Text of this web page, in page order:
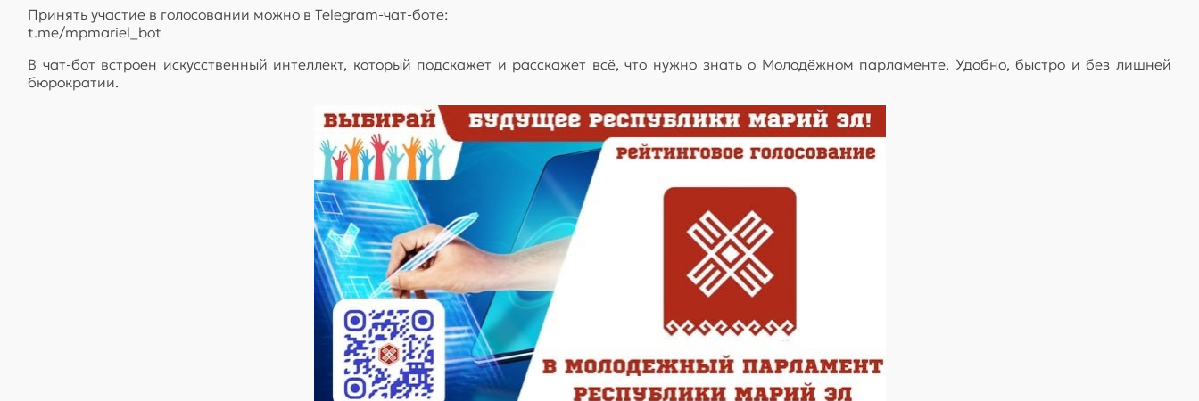
Принять участие в голосовании можно в Telegram-чат-боте:
t.me/mpmariel_bot
В чат-бот встроен искусственный интеллект, который подскажет и расскажет всё, что нужно знать о Молодёжном парламенте. Удобно, быстро и без лишней
бюрократии.